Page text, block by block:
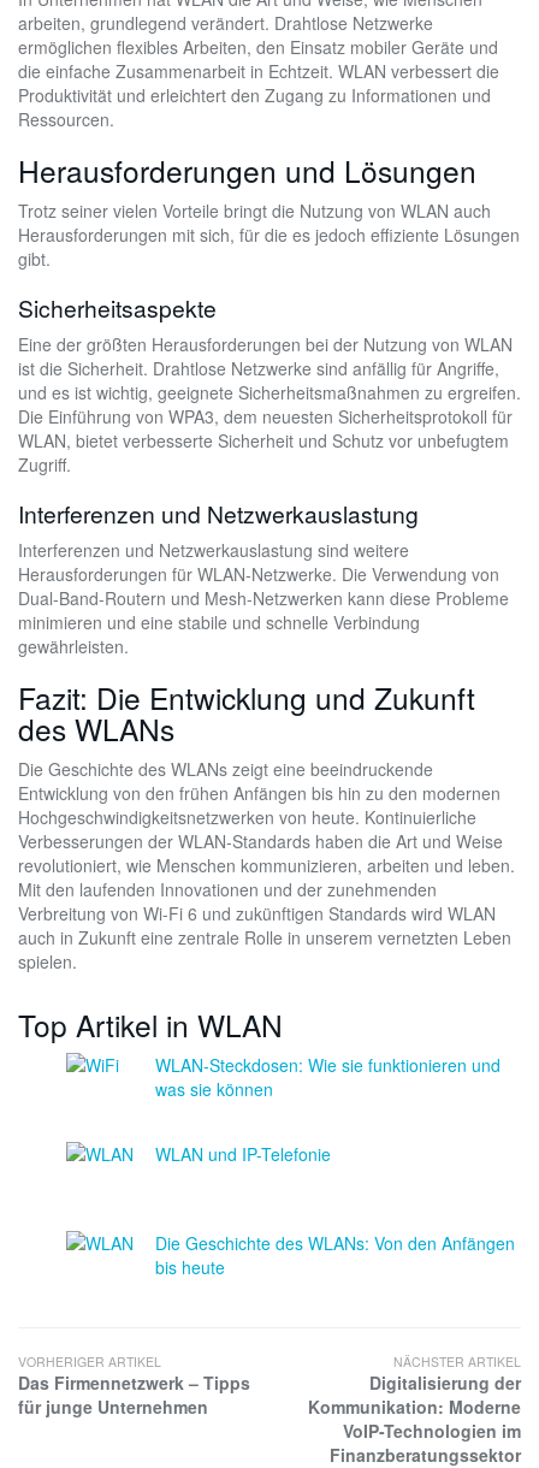
arbeiten, grundlegend verändert. Drahtlose Netzwerke
ermöglichen flexibles Arbeiten, den Einsatz mobiler Geräte und
die einfache Zusammenarbeit in Echtzeit. WLAN verbessert die
Produktivität und erleichtert den Zugang zu Informationen und
Ressourcen.
Herausforderungen und Lösungen
Trotz seiner vielen Vorteile bringt die Nutzung von WLAN auch
Herausforderungen mit sich, für die es jedoch effiziente Lösungen
gibt.
Sicherheitsaspekte
Eine der größten Herausforderungen bei der Nutzung von WLAN
ist die Sicherheit. Drahtlose Netzwerke sind anfällig für Angriffe,
und es ist wichtig, geeignete Sicherheitsmaßnahmen zu ergreifen.
Die Einführung von WPA3, dem neuesten Sicherheitsprotokoll für
WLAN, bietet verbesserte Sicherheit und Schutz vor unbefugtem
Zugriff.
Interferenzen und Netzwerkauslastung
Interferenzen und Netzwerkauslastung sind weitere
Herausforderungen für WLAN-Netzwerke. Die Verwendung von
Dual-Band-Routern und Mesh-Netzwerken kann diese Probleme
minimieren und eine stabile und schnelle Verbindung
gewährleisten.
Fazit: Die Entwicklung und Zukunft
des WLANs
Die Geschichte des WLANs zeigt eine beeindruckende
Entwicklung von den frühen Anfängen bis hin zu den modernen
Hochgeschwindigkeitsnetzwerken von heute. Kontinuierliche
Verbesserungen der WLAN-Standards haben die Art und Weise
revolutioniert, wie Menschen kommunizieren, arbeiten und leben.
Mit den laufenden Innovationen und der zunehmenden
Verbreitung von Wi-Fi 6 und zukünftigen Standards wird WLAN
auch in Zukunft eine zentrale Rolle in unserem vernetzten Leben
spielen.
Top Artikel in WLAN
WLAN-Steckdosen: Wie sie funktionieren und
was sie können
WLAN und IP-Telefonie
Die Geschichte des WLANs: Von den Anfängen
bis heute
VORHERIGER ARTIKEL
Das Firmennetzwerk – Tipps
für junge Unternehmen
NÄCHSTER ARTIKEL
Digitalisierung der
Kommunikation: Moderne
VoIP-Technologien im
Finanzberatungssektor